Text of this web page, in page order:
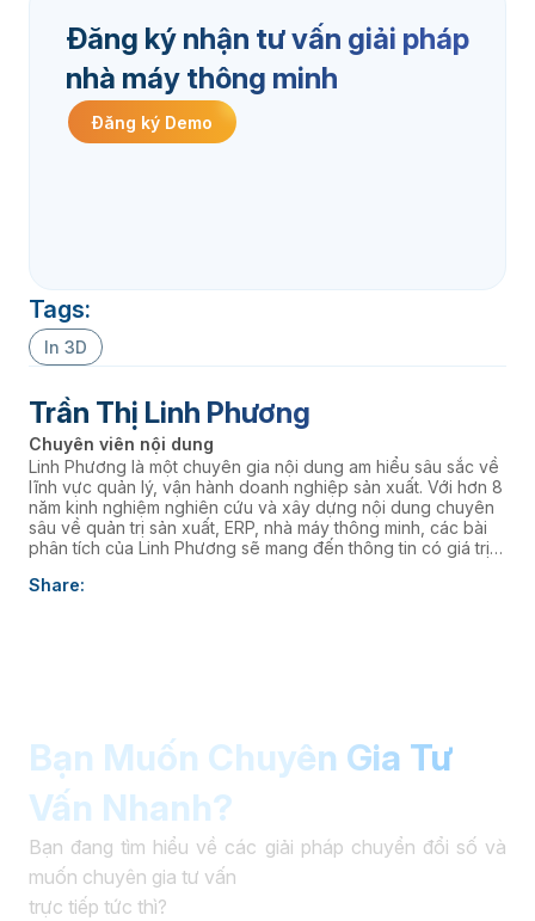
Đăng ký nhận tư vấn giải pháp
nhà máy thông minh
Đăng ký Demo
Tags:
In 3D
Trần Thị Linh Phương
Chuyên viên nội dung
Linh Phương là một chuyên gia nội dung am hiểu sâu sắc về
lĩnh vực quản lý, vận hành doanh nghiệp sản xuất. Với hơn 8
năm kinh nghiệm nghiên cứu và xây dựng nội dung chuyên
sâu về quản trị sản xuất, ERP, nhà máy thông minh, các bài
phân tích của Linh Phương sẽ mang đến thông tin có giá trị
thúc đẩy chuyển đổi số. âaaa
Share:
Bạn Muốn Chuyên Gia Tư
Vấn Nhanh?
Bạn đang tìm hiểu về các giải pháp chuyển đổi số và
muốn chuyên gia tư vấn
trực tiếp tức thì?